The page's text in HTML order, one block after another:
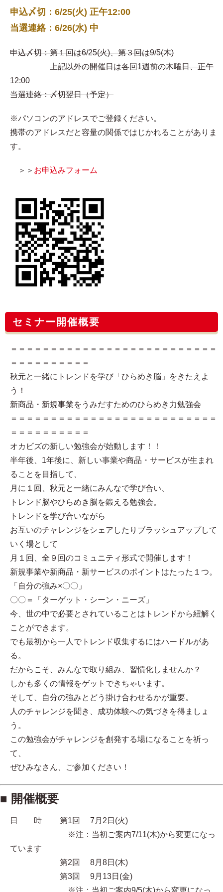
申込〆切：6/25(火) 正午12:00
当選連絡：6/26(水) 中
申込〆切：第１回は6/25(火)、第３回は9/5(木)
上記以外の開催日は各回1週前の木曜日、正午
12:00
当選連絡：〆切翌日（予定）
※パソコンのアドレスでご登録ください。
携帯のアドレスだと容量の関係ではじかれることがありま
す。
＞＞ お申込みフォーム
セミナー開催概要
＝＝＝＝＝＝＝＝＝＝＝＝＝＝＝＝＝＝＝＝＝＝＝＝＝＝
＝＝＝＝＝＝＝＝＝＝
秋元と一緒にトレンドを学び「ひらめき脳」をきたえよ
う！
新商品・新規事業をうみだすためのひらめき力勉強会
＝＝＝＝＝＝＝＝＝＝＝＝＝＝＝＝＝＝＝＝＝＝＝＝＝＝
＝＝＝＝＝＝＝＝＝＝
オカビズの新しい勉強会が始動します！！
半年後、1年後に、新しい事業や商品・サービスが生まれ
ることを目指して、
月に１回、秋元と一緒にみんなで学び合い、
トレンド脳やひらめき脳を鍛える勉強会。
トレンドを学び合いながら
お互いのチャレンジをシェアしたりブラッシュアップして
いく場として
月１回、全９回のコミュニティ形式で開催します！
新規事業や新商品・新サービスのポイントはたった１つ。
「自分の強み×〇〇」
〇〇＝「ターゲット・シーン・ニーズ」
今、世の中で必要とされていることはトレンドから紐解く
ことができます。
でも最初から一人でトレンド収集するにはハードルがあ
る。
だからこそ、みんなで取り組み、習慣化しませんか？
しかも多くの情報をゲットできちゃいます。
そして、自分の強みとどう掛け合わせるかが重要。
人のチャレンジを聞き、成功体験への気づきを得ましょ
う。
この勉強会がチャレンジを創発する場になることを祈っ
て、
ぜひみなさん、ご参加ください！
■ 開催概要
日 時 第1回 7月2日(火)
※注：当初ご案内7/11(木)から変更になっ
ています
第2回 8月8日(木)
第3回 9月13日(金)
※注：当初ご案内9/5(木)から変更になっ